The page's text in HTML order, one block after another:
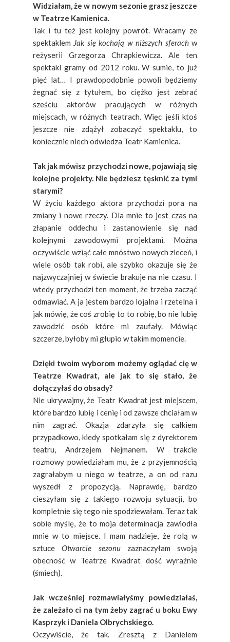
Widziałam, że w nowym sezonie grasz jeszcze
w Teatrze Kamienica.
Tak i tu też jest kolejny powrót. Wracamy ze
spektaklem Jak się kochają w niższych sferachw
reżyserii Grzegorza Chrapkiewicza. Ale ten
spektakl gramy od 2012 roku. W sumie, to już
pięć lat… I prawdopodobnie powoli będziemy
żegnać się z tytułem, bo ciężko jest zebrać
sześciu aktorów pracujących w różnych
miejscach, w różnych teatrach. Więc jeśli ktoś
jeszcze nie zdążył zobaczyć spektaklu, to
koniecznie niech odwiedza Teatr Kamienica.
Tak jak mówisz przychodzi nowe, pojawiają się
kolejne projekty. Nie będziesz tęsknić za tymi
starymi?
W życiu każdego aktora przychodzi pora na
zmiany i nowe rzeczy. Dla mnie to jest czas na
złapanie oddechu i zastanowienie się nad
kolejnymi zawodowymi projektami. Można
oczywiście wziąć całe mnóstwo nowych zleceń, i
wiele osób tak robi, ale szybko okazuje się że
najzwyczajniej w świecie brakuje na nie czasu. I
wtedy przychodzi ten moment, że trzeba zacząć
odmawiać. A ja jestem bardzo lojalna i rzetelna i
jak mówię, że coś zrobię to to robię, bo nie lubię
zawodzić osób które mi zaufały. Mówiąc
szczerze, byłoby mi głupio w takim momencie.
Dzięki twoim wyborom możemy oglądać cię w
Teatrze Kwadrat, ale jak to się stało, że
dołączyłaś do obsady?
Nie ukrywajmy, że Teatr Kwadrat jest miejscem,
które bardzo lubię i cenię i od zawsze chciałam w
nim zagrać. Okazja zdarzyła się całkiem
przypadkowo, kiedy spotkałam się z dyrektorem
teatru, Andrzejem Nejmanem. W trakcie
rozmowy powiedziałam mu, że z przyjemnością
zagrałabym u niego w teatrze, a on od razu
wyszedł z propozycją. Naprawdę, bardzo
cieszyłam się z takiego rozwoju sytuacji, bo
kompletnie się tego nie spodziewałam. Teraz tak
sobie myślę, że to moja determinacja zawiodła
mnie w to miejsce. I mam nadzieje, że rolą w
sztuceOtwarcie sezonu zaznaczyłam swoją
obecność w Teatrze Kwadrat dość wyraźnie
(śmiech).
Jak wcześniej rozmawiałyśmy powiedziałaś,
że zależało ci na tym żeby zagrać u boku Ewy
Kasprzyk i Daniela Olbrychskiego.
Oczywiście, że tak. Zresztą z Danielem